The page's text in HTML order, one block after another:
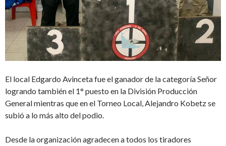
El local Edgardo Avinceta fue el ganador de la categoría Señor
logrando también el 1° puesto en la División Producción
General mientras que en el Torneo Local, Alejandro Kobetz se
subió a lo más alto del podio.
Desde la organización agradecen a todos los tiradores